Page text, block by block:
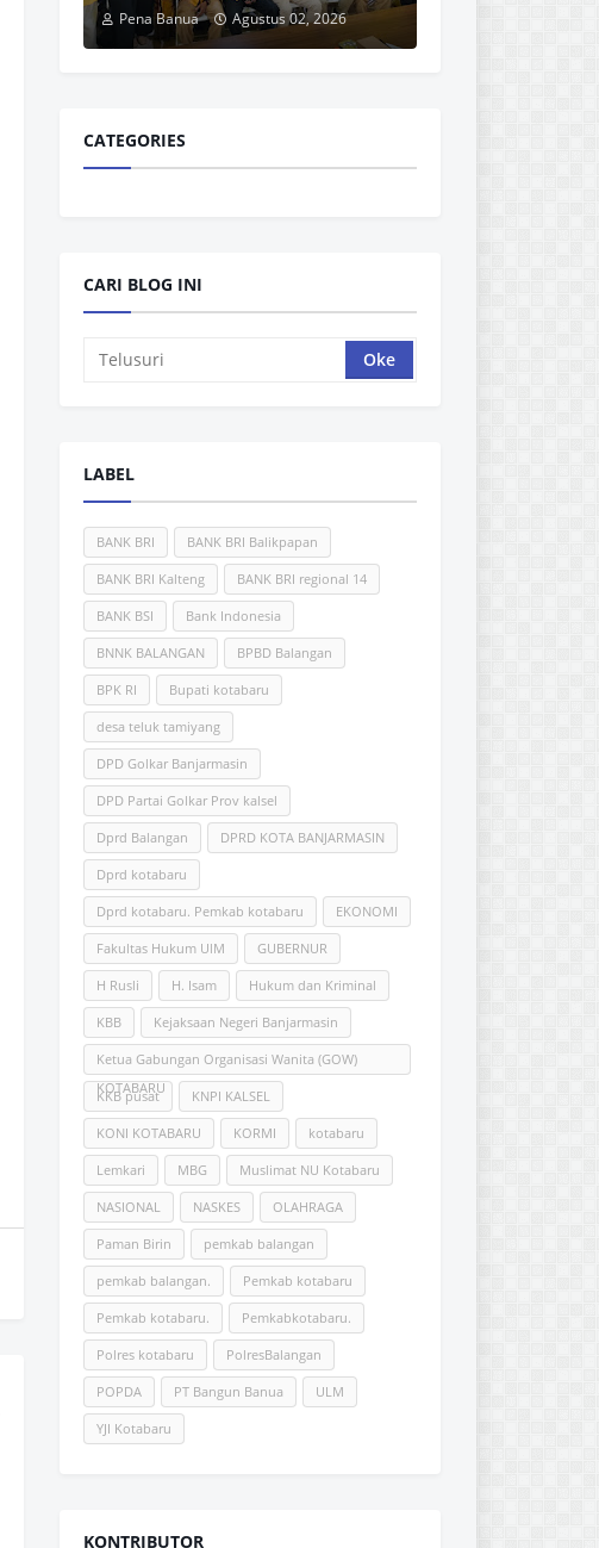
Pena Banua Agustus 02, 2026
CATEGORIES
CARI BLOG INI
LABEL
BANK BRI BANK BRI Balikpapan
BANK BRI Kalteng BANK BRI regional 14
BANK BSI Bank Indonesia
BNNK BALANGAN BPBD Balangan
BPK RI Bupati kotabaru
desa teluk tamiyang
DPD Golkar Banjarmasin
DPD Partai Golkar Prov kalsel
Dprd Balangan DPRD KOTA BANJARMASIN
Dprd kotabaru
Dprd kotabaru. Pemkab kotabaru EKONOMI
Fakultas Hukum UlM GUBERNUR
H Rusli H. Isam Hukum dan Kriminal
KBB Kejaksaan Negeri Banjarmasin
Ketua Gabungan Organisasi Wanita (GOW)
KOTABARU
KKB pusat KNPI KALSEL
KONI KOTABARU KORMI kotabaru
Lemkari MBG Muslimat NU Kotabaru
NASIONAL NASKES OLAHRAGA
Paman Birin pemkab balangan
pemkab balangan. Pemkab kotabaru
Pemkab kotabaru. Pemkabkotabaru.
Polres kotabaru PolresBalangan
POPDA PT Bangun Banua ULM
YJI Kotabaru
KONTRIBUTOR